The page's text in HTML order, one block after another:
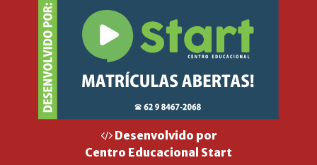
Desenvolvido por
Centro Educacional Start